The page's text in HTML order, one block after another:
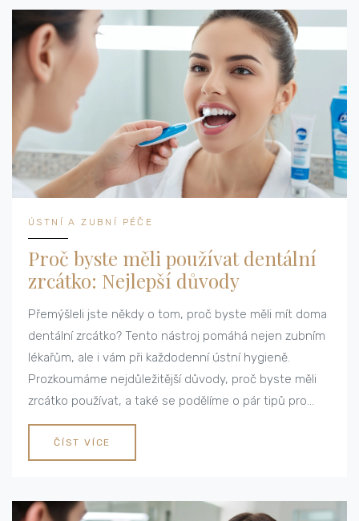
ÚSTNÍ A ZUBNÍ PÉČE
Proč byste měli používat dentální
zrcátko: Nejlepší důvody
Přemýšleli jste někdy o tom, proč byste měli mít doma
dentální zrcátko? Tento nástroj pomáhá nejen zubním
lékařům, ale i vám při každodenní ústní hygieně.
Prozkoumáme nejdůležitější důvody, proč byste měli
zrcátko používat, a také se podělíme o pár tipů pro
efektivní využití. Zdraví vašich zubů může výrazně
zlepšit jednoduchý nástroj.
ČÍST VÍCE